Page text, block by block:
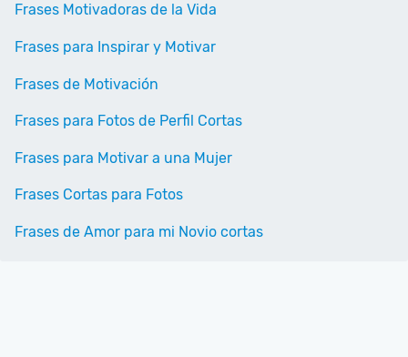
Frases Motivadoras de la Vida
Frases para Inspirar y Motivar
Frases de Motivación
Frases para Fotos de Perfil Cortas
Frases para Motivar a una Mujer
Frases Cortas para Fotos
Frases de Amor para mi Novio cortas